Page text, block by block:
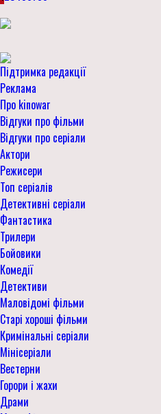
Підтримка редакції
Реклама
Про kinowar
Відгуки про фільми
Відгуки про серіали
Актори
Режисери
Топ серіалів
Детективні серіали
Фантастика
Трилери
Бойовики
Комедії
Детективи
Маловідомі фільми
Старі хороші фільми
Кримінальні серіали
Мінісеріали
Вестерни
Горори і жахи
Драми